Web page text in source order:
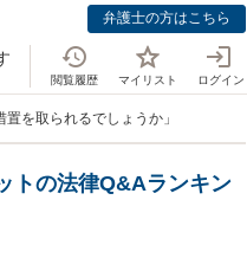
弁護士の方はこちら
閲覧履歴 マイリスト ログイン
を取られるでしょうか」
トの法律Q&Aランキン